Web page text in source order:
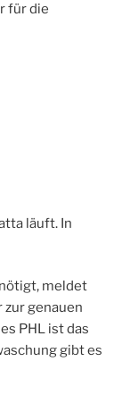
für die
läuft. In
meldet
genauen
PHL ist das
gibt es